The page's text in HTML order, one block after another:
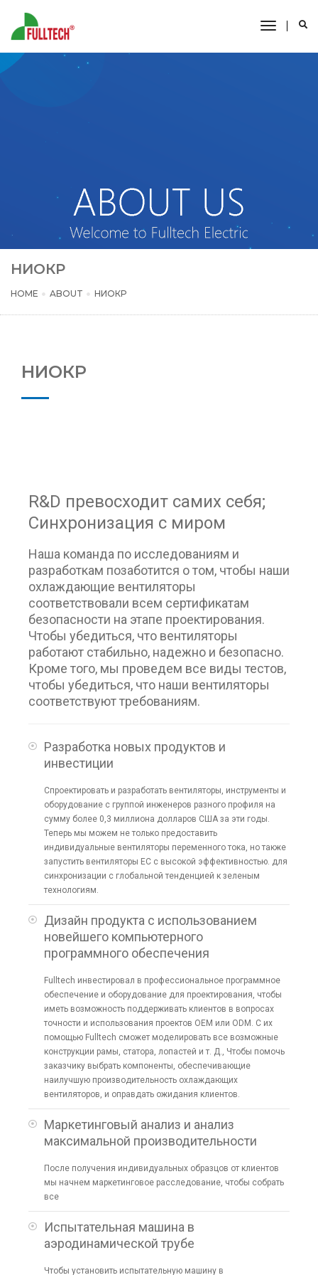
toggle
НИОКР
HOME ABOUT НИОКР
НИОКР
R&D превосходит самих себя;
Синхронизация с миром
Наша команда по исследованиям и
разработкам позаботится о том, чтобы наши
охлаждающие вентиляторы
соответствовали всем сертификатам
безопасности на этапе проектирования.
Чтобы убедиться, что вентиляторы
работают стабильно, надежно и безопасно.
Кроме того, мы проведем все виды тестов,
чтобы убедиться, что наши вентиляторы
соответствуют требованиям.
Разработка новых продуктов и
инвестиции
Спроектировать и разработать вентиляторы, инструменты и
оборудование с группой инженеров разного профиля на
сумму более 0,3 миллиона долларов США за эти годы.
Теперь мы можем не только предоставить
индивидуальные вентиляторы переменного тока, но также
запустить вентиляторы EC с высокой эффективностью. для
синхронизации с глобальной тенденцией к зеленым
технологиям.
Дизайн продукта с использованием
новейшего компьютерного
программного обеспечения
Fulltech инвестировал в профессиональное программное
обеспечение и оборудование для проектирования, чтобы
иметь возможность поддерживать клиентов в вопросах
точности и использования проектов OEM или ODM. С их
помощью Fulltech сможет моделировать все возможные
конструкции рамы, статора, лопастей и т. Д., Чтобы помочь
заказчику выбрать компоненты, обеспечивающие
наилучшую производительность охлаждающих
вентиляторов, и оправдать ожидания клиентов.
Маркетинговый анализ и анализ
максимальной производительности
После получения индивидуальных образцов от клиентов
мы начнем маркетинговое расследование, чтобы собрать
все
Испытательная машина в
аэродинамической трубе
Чтобы установить испытательную машину в